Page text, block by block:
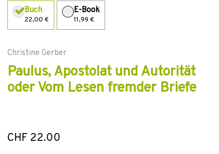
Buch
22,00 €
E-Book
11,99 €
Christine Gerber
Paulus, Apostolat und Autorität
oder Vom Lesen fremder Briefe
CHF 22.00